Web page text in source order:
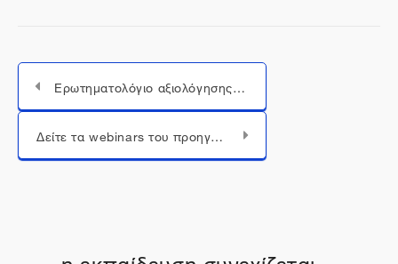
Ερωτηματολόγιο αξιολόγησης 1oυ Webinar Hack the Map: Φανταστικοί Κόσμοι
Μεταπήδηση σε...
Δείτε τα webinars του προηγούμενου διαγωνισμού Hack the Map